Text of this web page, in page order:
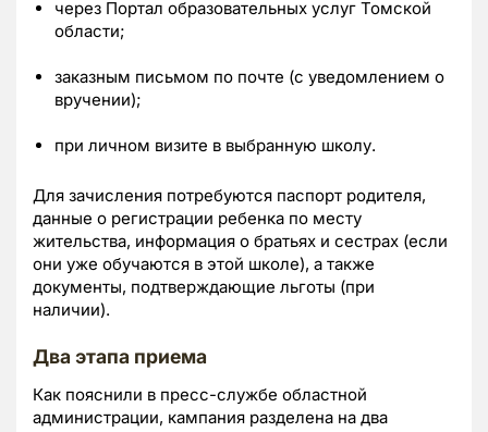
через Портал образовательных услуг Томской
области;
заказным письмом по почте (с уведомлением о
вручении);
при личном визите в выбранную школу.
Для зачисления потребуются паспорт родителя,
данные о регистрации ребенка по месту
жительства, информация о братьях и сестрах (если
они уже обучаются в этой школе), а также
документы, подтверждающие льготы (при
наличии).
Два этапа приема
Как пояснили в пресс-службе областной
администрации, кампания разделена на два